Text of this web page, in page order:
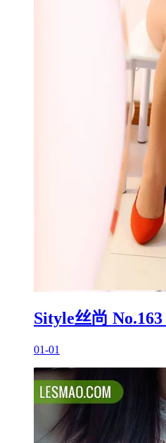
Sityle丝尚
01-01